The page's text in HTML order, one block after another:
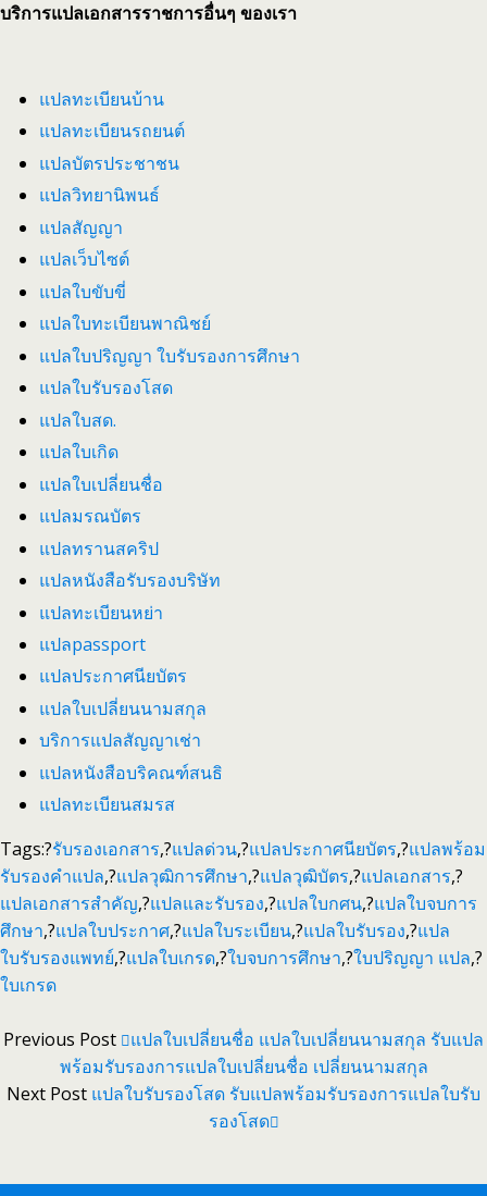
บริการแปลเอกสารราชการอื่นๆ ของเรา
แปลทะเบียนบ้าน
แปลทะเบียนรถยนต์
แปลบัตรประชาชน
แปลวิทยานิพนธ์
แปลสัญญา
แปลเว็บไซต์
แปลใบขับขี่
แปลใบทะเบียนพาณิชย์
แปลใบปริญญา ใบรับรองการศึกษา
แปลใบรับรองโสด
แปลใบสด.
แปลใบเกิด
แปลใบเปลี่ยนชื่อ
แปลมรณบัตร
แปลทรานสคริป
แปลหนังสือรับรองบริษัท
แปลทะเบียนหย่า
แปลpassport
แปลประกาศนียบัตร
แปลใบเปลี่ยนนามสกุล
บริการแปลสัญญาเช่า
แปลหนังสือบริคณฑ์สนธิ
แปลทะเบียนสมรส
Tags:?รับรองเอกสาร,?แปลด่วน,?แปลประกาศนียบัตร,?แปลพร้อม
รับรองคำแปล,?แปลวุฒิการศึกษา,?แปลวุฒิบัตร,?แปลเอกสาร,?
แปลเอกสารสำคัญ,?แปลและรับรอง,?แปลใบกศน,?แปลใบจบการ
ศึกษา,?แปลใบประกาศ,?แปลใบระเบียน,?แปลใบรับรอง,?แปล
ใบรับรองแพทย์,?แปลใบเกรด,?ใบจบการศึกษา,?ใบปริญญา แปล,?
ใบเกรด
Previous Post
แปลใบเปลี่ยนชื่อ แปลใบเปลี่ยนนามสกุล รับแปล
พร้อมรับรองการแปลใบเปลี่ยนชื่อ เปลี่ยนนามสกุล
Next Post แปลใบรับรองโสด รับแปลพร้อมรับรองการแปลใบรับ
รองโสด